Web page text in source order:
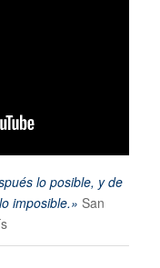
lo posible, y de
imposible.» San